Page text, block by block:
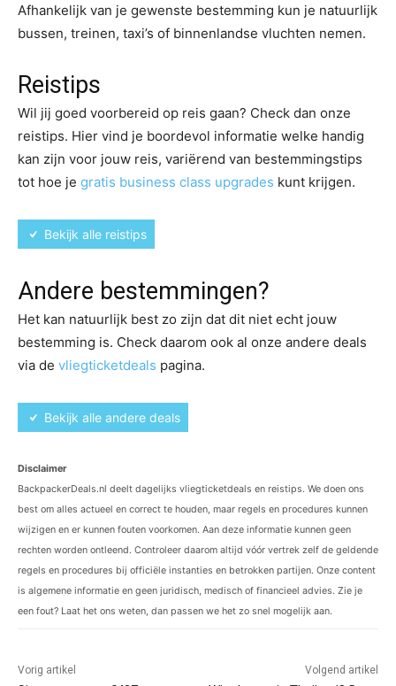
Afhankelijk van je gewenste bestemming kun je natuurlijk
bussen, treinen, taxi’s of binnenlandse vluchten nemen.
Reistips
Wil jij goed voorbereid op reis gaan? Check dan onze
reistips. Hier vind je boordevol informatie welke handig
kan zijn voor jouw reis, variërend van bestemmingstips
tot hoe je gratis business class upgrades kunt krijgen.
Bekijk alle reistips
Andere bestemmingen?
Het kan natuurlijk best zo zijn dat dit niet echt jouw
bestemming is. Check daarom ook al onze andere deals
via de vliegticketdeals pagina.
Bekijk alle andere deals
Disclaimer
BackpackerDeals.nl deelt dagelijks vliegticketdeals en reistips. We doen ons
best om alles actueel en correct te houden, maar regels en procedures kunnen
wijzigen en er kunnen fouten voorkomen. Aan deze informatie kunnen geen
rechten worden ontleend. Controleer daarom altijd vóór vertrek zelf de geldende
regels en procedures bij officiële instanties en betrokken partijen. Onze content
is algemene informatie en geen juridisch, medisch of financieel advies. Zie je
een fout? Laat het ons weten, dan passen we het zo snel mogelijk aan.
Vorig artikel Volgend artikel